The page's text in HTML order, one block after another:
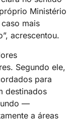
Ministério
mais
acrescentou.
Segundo ele,
para
destinados
—
a áreas